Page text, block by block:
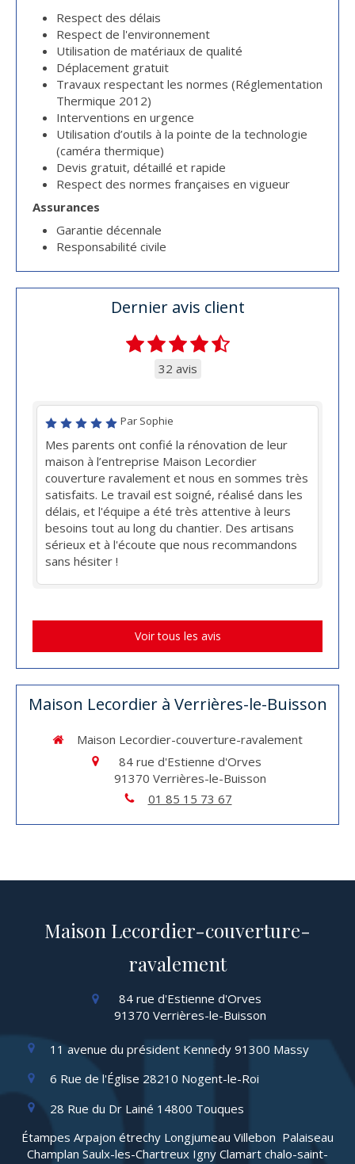
Respect des délais
Respect de l'environnement
Utilisation de matériaux de qualité
Déplacement gratuit
Travaux respectant les normes (Réglementation
Thermique 2012)
Interventions en urgence
Utilisation d’outils à la pointe de la technologie
(caméra thermique)
Devis gratuit, détaillé et rapide
Respect des normes françaises en vigueur
Assurances
Garantie décennale
Responsabilité civile
Dernier avis client
32 avis
Par Sophie
Mes parents ont confié la rénovation de leur
maison à l’entreprise Maison Lecordier
couverture ravalement et nous en sommes très
satisfaits. Le travail est soigné, réalisé dans les
délais, et l'équipe a été très attentive à leurs
besoins tout au long du chantier. Des artisans
sérieux et à l'écoute que nous recommandons
sans hésiter !
Voir tous les avis
Maison Lecordier à Verrières-le-Buisson
Maison Lecordier-couverture-ravalement
84 rue d'Estienne d'Orves
91370 Verrières-le-Buisson
01 85 15 73 67
Maison Lecordier-couverture-
ravalement
84 rue d'Estienne d'Orves
91370 Verrières-le-Buisson
11 avenue du président Kennedy 91300 Massy
6 Rue de l'Église 28210 Nogent-le-Roi
28 Rue du Dr Lainé 14800 Touques
Étampes Arpajon étrechy Longjumeau Villebon Palaiseau
Champlan Saulx-les-Chartreux Igny Clamart chalo-saint-